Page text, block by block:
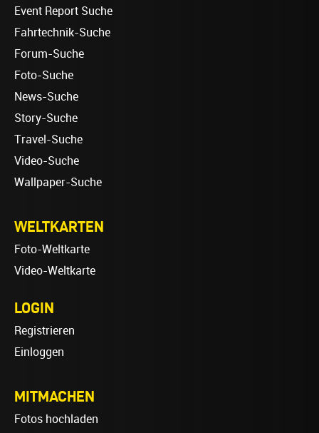
Event Report Suche
Fahrtechnik-Suche
Forum-Suche
Foto-Suche
News-Suche
Story-Suche
Travel-Suche
Video-Suche
Wallpaper-Suche
WELTKARTEN
Foto-Weltkarte
Video-Weltkarte
LOGIN
Registrieren
Einloggen
MITMACHEN
Fotos hochladen